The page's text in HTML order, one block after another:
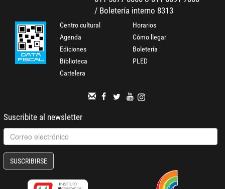
/ Boletería interno 8313
Centro cultural
Agenda
Ediciones
Biblioteca
Cartelera
Horarios
Cómo llegar
Boletería
PLED
Suscribite al newsletter
SUSCRIBIRSE